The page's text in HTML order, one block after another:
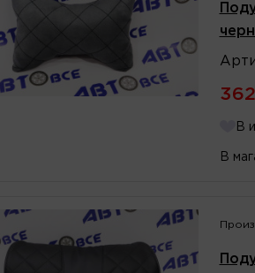
В
В